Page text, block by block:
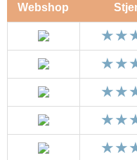
Webshop